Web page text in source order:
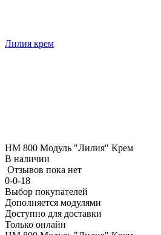
Лилия крем
НМ 800 Модуль "Лилия" Крем
В наличии
Отзывов пока нет
0-0-18
Выбор покупателей
Дополняется модулями
Доступно для доставки
Только онлайн